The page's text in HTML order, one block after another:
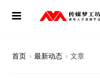
首页 › 最新动态 › 文章